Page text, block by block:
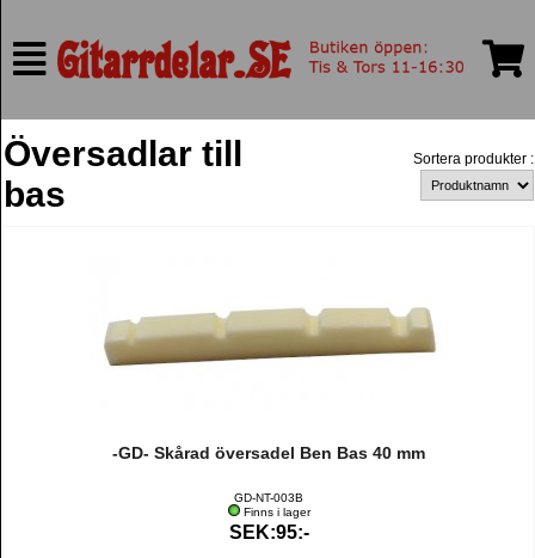
Översadlar till
bas
Sortera produkter :
-GD- Skårad översadel Ben Bas 40 mm
GD-NT-003B
Finns i lager
SEK:95:-